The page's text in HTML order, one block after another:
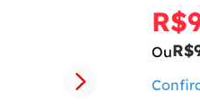
R$
OuR$